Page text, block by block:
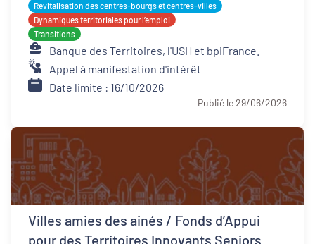
Revitalisation des centres-bourgs et centres-villes
Dynamiques territoriales pour l’emploi
Transitions
Banque des Territoires, l'USH et bpiFrance.
Appel à manifestation d'intérêt
Date limite : 16/10/2026
Publié le 29/06/2026
Villes amies des ainés / Fonds d’Appui
pour des Territoires Innovants Seniors